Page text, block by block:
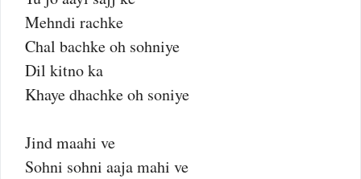
Mehndi rachke
Chal bachke oh sohniye
Dil kitno ka
Khaye dhachke oh soniye
Jind maahi ve
Sohni sohni aaja mahi ve